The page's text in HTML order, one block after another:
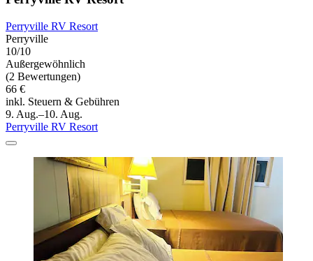
Perryville RV Resort
Perryville
10/10
Außergewöhnlich
(2 Bewertungen)
66 €
inkl. Steuern & Gebühren
9. Aug.–10. Aug.
Perryville RV Resort